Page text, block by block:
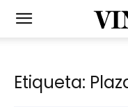
Etiqueta: